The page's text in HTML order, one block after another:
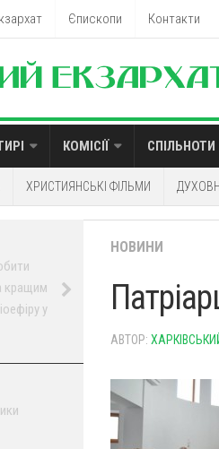
Єпископи Контакти
КОМІСІЇ СПІЛЬНОТИ
ХРИСТИЯНСЬКІ ФІЛЬМИ
НОВИНИ
АВТОР:
кращим
у